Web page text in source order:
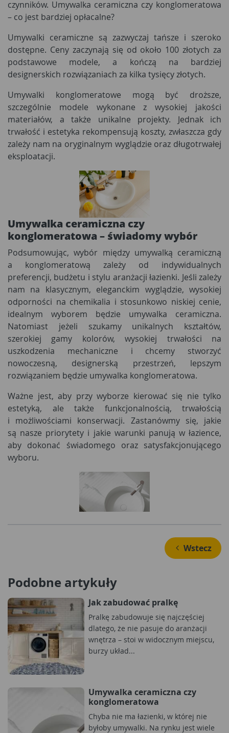
czynników. Umywalka ceramiczna czy konglomeratowa
– co jest bardziej opłacalne?
Umywalki ceramiczne są zazwyczaj tańsze i szeroko
dostępne. Ceny zaczynają się od około 100 złotych za
podstawowe modele, a kończą na bardziej
designerskich rozwiązaniach za kilka tysięcy złotych.
Umywalki konglomeratowe mogą być droższe,
szczególnie modele wykonane z wysokiej jakości
materiałów, a także unikalne projekty. Jednak ich
trwałość i estetyka rekompensują koszty, zwłaszcza gdy
zależy nam na oryginalnym wyglądzie oraz długotrwałej
eksploatacji.
Umywalka ceramiczna czy
konglomeratowa – świadomy wybór
Podsumowując, wybór między umywalką ceramiczną
a konglomeratową zależy od indywidualnych
preferencji, budżetu i stylu aranżacji łazienki. Jeśli zależy
nam na klasycznym, eleganckim wyglądzie, wysokiej
odporności na chemikalia i stosunkowo niskiej cenie,
idealnym wyborem będzie umywalka ceramiczna.
Natomiast jeżeli szukamy unikalnych kształtów,
szerokiej gamy kolorów, wysokiej trwałości na
uszkodzenia mechaniczne i chcemy stworzyć
nowoczesną, designerską przestrzeń, lepszym
rozwiązaniem będzie umywalka konglomeratowa.
Ważne jest, aby przy wyborze kierować się nie tylko
estetyką, ale także funkcjonalnością, trwałością
i możliwościami konserwacji. Zastanówmy się, jakie
są nasze priorytety i jakie warunki panują w łazience,
aby dokonać świadomego oraz satysfakcjonującego
wyboru.
Wstecz
Podobne artykuły
Jak zabudować pralkę
Pralkę zabudowuje się najczęściej
dlatego, że nie pasuje do aranżacji
wnętrza – stoi w widocznym miejscu,
burzy układ...
Umywalka ceramiczna czy
konglomeratowa
Chyba nie ma łazienki, w której nie
byłoby umywalki. Na rynku jest wiele